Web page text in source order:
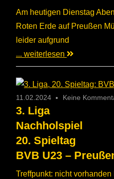
Am heutigen Dienstag
Roten Erde auf Preußen
leider aufgrund
... weiterlesen
11.02.2024 Keine
3. Liga
Nachholspiel
20. Spieltag
BVB U23 –
Treffpunkt: nicht